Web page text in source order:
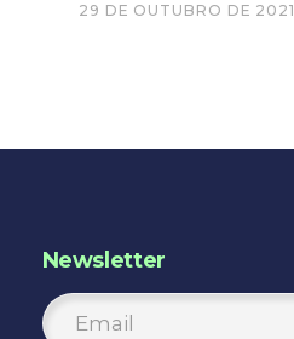
29 DE OUTUBRO DE 2021
Newsletter